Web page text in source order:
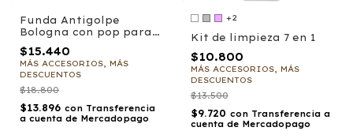
Funda Antigolpe
Bologna con pop para
$15.440
MÁS ACCESORIOS, MÁS
DESCUENTOS
$18.800
$13.896 con Transferencia
a cuenta de Mercadopago
+2
Kit de limpieza 7 en 1
$10.800
MÁS ACCESORIOS, MÁS
DESCUENTOS
$13.500
$9.720 con Transferencia a
cuenta de Mercadopago